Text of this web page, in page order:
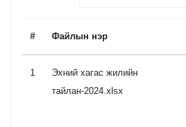
# Файлын нэр
1
Эхний хагас жилийн
тайлан-2024.xlsx